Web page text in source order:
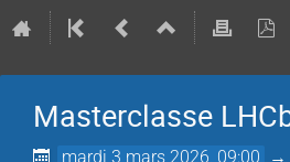
Masterclasse
mardi 3 mars 2026, 09:00 →